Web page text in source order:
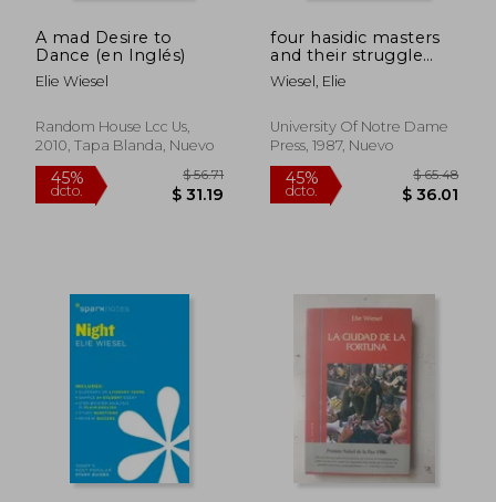
A mad Desire to
Dance (en Inglés)
Elie Wiesel
Random House Lcc Us,
2010, Tapa Blanda, Nuevo
four hasidic masters
and their struggle
against melancholy
(en Inglés)
Wiesel, Elie
University Of Notre Dame
Press, 1987, Nuevo